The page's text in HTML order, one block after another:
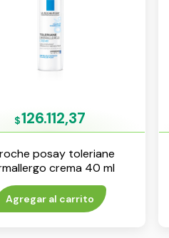
$126.112,37
posay toleriane
crema 40 ml
Agregar al carrito